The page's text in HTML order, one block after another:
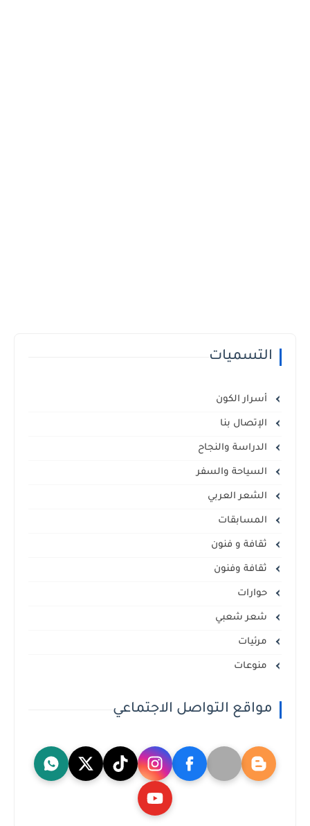
التسميات
أسرار الكون
الإتصال بنا
الدراسة والنجاح
السياحة والسفر
الشعر العربي
المسابقات
ثقافة و فنون
ثقافة وفنون
حوارات
شعر شعبي
مرئيات
منوعات
مواقع التواصل الاجتماعي